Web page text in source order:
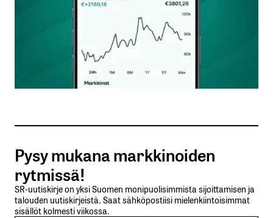
Nimesi tai nimimerkkisi
Sähköpostiosoitteesi
Tilaa SalkunRakentajan uutiskirje
Lähetä kommentti
Pysy mukana markkinoiden
rytmissä!
SR-uutiskirje on yksi Suomen monipuolisimmista sijoittamisen ja
talouden uutiskirjeistä. Saat sähköpostiisi mielenkiintoisimmat
sisällöt kolmesti viikossa.